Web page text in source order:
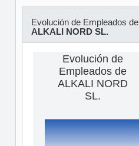
Evolución de Empleados de
ALKALI NORD SL.
Evolución de
Empleados de
ALKALI NORD
SL.